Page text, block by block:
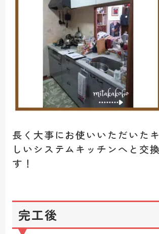
長く大事にお使いいただいた
しいシステムキッチンへと交
す！
完工後